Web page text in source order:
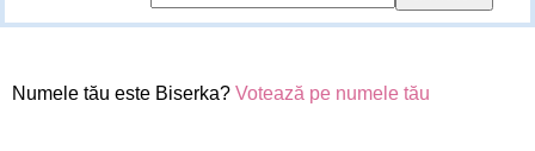
Numele tău este Biserka? Votează pe numele tău